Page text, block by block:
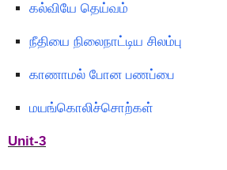
கல்வியே தெய்வம்
நீதியை நிலைநாட்டிய சிலம்பு
காணாமல் போன பணப்பை
மயங்கொலிச்சொற்கள்
Unit-3